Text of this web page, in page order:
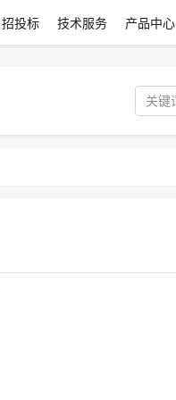
招投标 技术服务 产品中心